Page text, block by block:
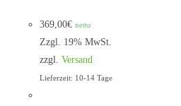
369,00€ netto
Zzgl. 19% MwSt.
zzgl. Versand
Lieferzeit: 10-14 Tage